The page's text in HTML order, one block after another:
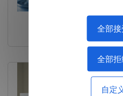
全部接
全部
自定
投资公司:翻译